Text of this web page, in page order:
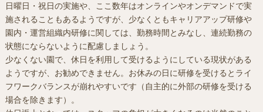
日曜日・祝日の実施や、ここ数年はオンラインやオンデマンドで実
施されることもあるようですが、少なくともキャリアアップ研修や
園内・運営組織内研修に関しては、勤務時間とみなし、連続勤務の
状態にならないように配慮しましょう。
少なくない園で、休日を利用して受けるようにしている現状がある
ようですが、お勧めできません。お休みの日に研修を受けるとライ
フワークバランスが崩れやすいです（自主的に外部の研修を受ける
場合を除きます）。